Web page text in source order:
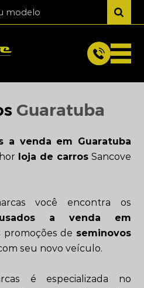
Guaratuba
a venda em Guaratuba
loja de carrosSancove
você encontra os
a venda em
promoções de seminovos
seu novo veículo.
é especializada no